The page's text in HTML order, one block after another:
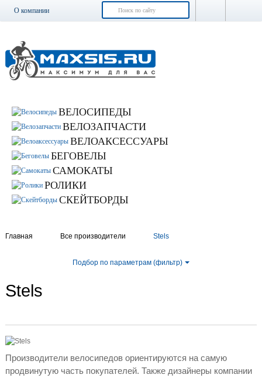
О компании
Возврат и обмен
Гарантия Контакты
ВЕЛОСИПЕДЫ
ВЕЛОЗАПЧАСТИ
ВЕЛОАКСЕССУАРЫ
БЕГОВЕЛЫ
САМОКАТЫ
РОЛИКИ
СКЕЙТБОРДЫ
Главная Все производители Stels
Подбор по параметрам (фильтр)
Stels
Производители велосипедов ориентируются на самую
продвинутую часть покупателей. Также дизайнеры компании